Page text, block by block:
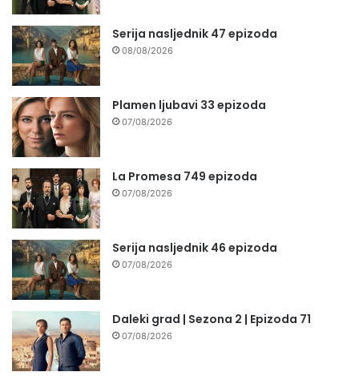
Serija nasljednik 47 epizoda
08/08/2026
Plamen ljubavi 33 epizoda
07/08/2026
La Promesa 749 epizoda
07/08/2026
Serija nasljednik 46 epizoda
07/08/2026
Daleki grad | Sezona 2 | Epizoda 71
07/08/2026